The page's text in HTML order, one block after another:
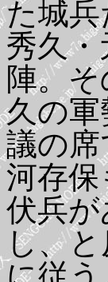
た城
秀久
陣。
久の
議の
河存
伏兵
し、
に従